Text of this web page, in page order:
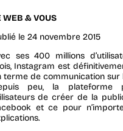
WEB & VOUS
le 24 novembre 2015
ses 400 millions
Instagram est
terme de communication sur
peu, la plateforme
de créer de la
et ce pour